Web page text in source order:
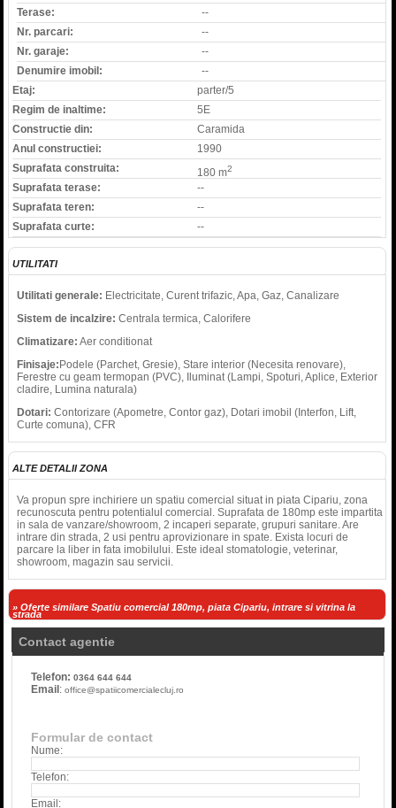
Terase:
--
Nr. parcari:
--
Nr. garaje:
--
Denumire imobil:
--
Etaj:
parter/5
Regim de inaltime:
5E
Constructie din:
Caramida
Anul constructiei:
1990
Suprafata construita:
180 m2
Suprafata terase:
--
Suprafata teren:
--
Suprafata curte:
--
UTILITATI
Utilitati generale: Electricitate, Curent trifazic, Apa, Gaz, Canalizare
Sistem de incalzire: Centrala termica, Calorifere
Climatizare: Aer conditionat
Finisaje: Podele (Parchet, Gresie), Stare interior (Necesita renovare),
Ferestre cu geam termopan (PVC), Iluminat (Lampi, Spoturi, Aplice, Exterior
cladire, Lumina naturala)
Dotari: Contorizare (Apometre, Contor gaz), Dotari imobil (Interfon, Lift,
Curte comuna), CFR
ALTE DETALII ZONA
Va propun spre inchiriere un spatiu comercial situat in piata Cipariu, zona
recunoscuta pentru potentialul comercial. Suprafata de 180mp este impartita
in sala de vanzare/showroom, 2 incaperi separate, grupuri sanitare. Are
intrare din strada, 2 usi pentru aprovizionare in spate. Exista locuri de
parcare la liber in fata imobilului. Este ideal stomatologie, veterinar,
showroom, magazin sau servicii.
» Oferte similare Spatiu comercial 180mp, piata Cipariu, intrare si vitrina la
strada
Contact agentie
Telefon:0364 644 644
Email :office@spatiicomercialecluj.ro
Formular de contact
Nume:
Telefon:
Email: